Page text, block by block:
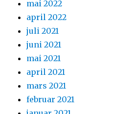
mai 2022
april 2022
juli 2021
juni 2021
mai 2021
april 2021
mars 2021
februar 2021